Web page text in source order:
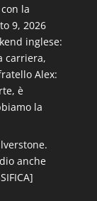
la
9, 2026
inglese:
carriera,
Alex:
è
la
anche